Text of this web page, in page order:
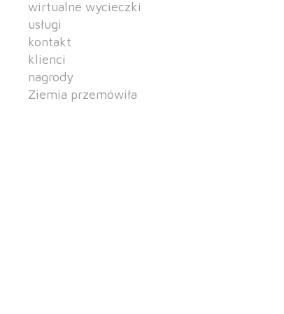
wirtualne wycieczki
usługi
kontakt
klienci
nagrody
Ziemia przemówiła